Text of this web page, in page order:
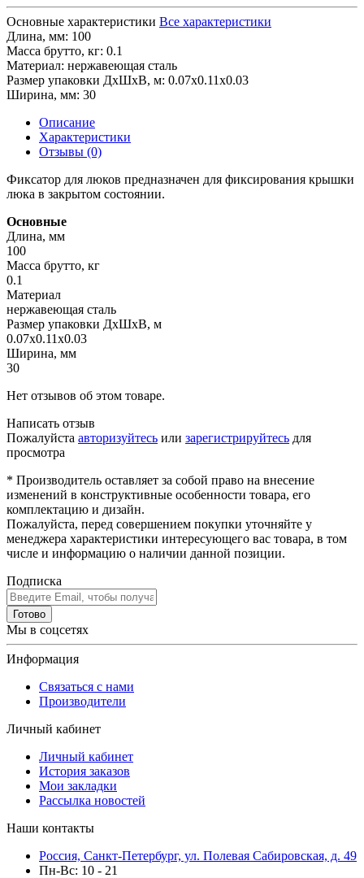
Основные характеристики Все характеристики
Длина, мм: 100
Масса брутто, кг: 0.1
Материал: нержавеющая сталь
Размер упаковки ДхШхВ, м: 0.07x0.11x0.03
Ширина, мм: 30
Описание
Характеристики
Отзывы (0)
Фиксатор для люков предназначен для фиксирования крышки
люка в закрытом состоянии.
Основные
Длина, мм
100
Масса брутто, кг
0.1
Материал
нержавеющая сталь
Размер упаковки ДхШхВ, м
0.07x0.11x0.03
Ширина, мм
30
Нет отзывов об этом товаре.
Написать отзыв
Пожалуйста авторизуйтесь или зарегистрируйтесь для
просмотра
* Производитель оставляет за собой право на внесение
изменений в конструктивные особенности товара, его
комплектацию и дизайн.
Пожалуйста, перед совершением покупки уточняйте у
менеджера характеристики интересующего вас товара, в том
числе и информацию о наличии данной позиции.
Подписка
Готово
Мы в соцсетях
Информация
Связаться с нами
Производители
Личный кабинет
Личный кабинет
История заказов
Мои закладки
Рассылка новостей
Наши контакты
Россия, Санкт-Петербург, ул. Полевая Сабировская, д. 49
Пн-Вс: 10 - 21